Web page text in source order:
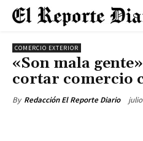
COMERCIO EXTERIOR
«Son mala
cortar comercio
By Redacción El Reporte Diario